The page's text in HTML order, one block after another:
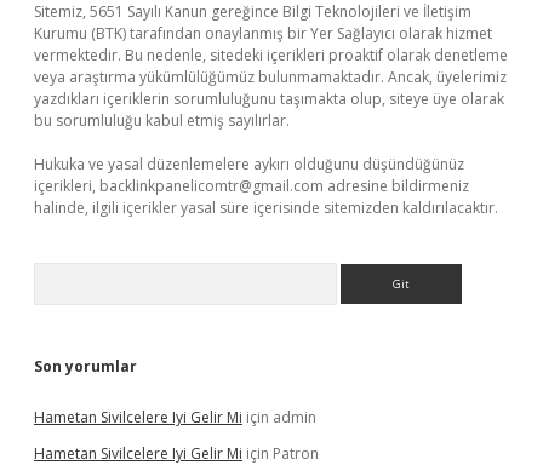
Sitemiz, 5651 Sayılı Kanun gereğince Bilgi Teknolojileri ve İletişim
Kurumu (BTK) tarafından onaylanmış bir Yer Sağlayıcı olarak hizmet
vermektedir. Bu nedenle, sitedeki içerikleri proaktif olarak denetleme
veya araştırma yükümlülüğümüz bulunmamaktadır. Ancak, üyelerimiz
yazdıkları içeriklerin sorumluluğunu taşımakta olup, siteye üye olarak
bu sorumluluğu kabul etmiş sayılırlar.
Hukuka ve yasal düzenlemelere aykırı olduğunu düşündüğünüz
içerikleri, backlinkpanelicomtr@gmail.com adresine bildirmeniz
halinde, ilgili içerikler yasal süre içerisinde sitemizden kaldırılacaktır.
Son yorumlar
Hametan Sivilcelere Iyi Gelir Mi için admin
Hametan Sivilcelere Iyi Gelir Mi için Patron